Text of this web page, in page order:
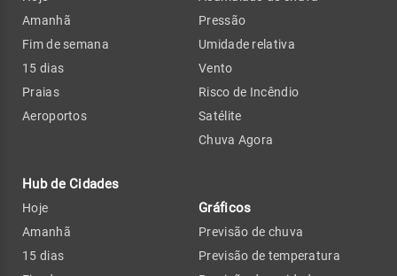
Amanhã
Fim de semana
15 dias
Praias
Aeroportos
Hub de Cidades
Hoje
Amanhã
15 dias
Pressão
Umidade relativa
Vento
Risco de Incêndio
Satélite
Chuva Agora
Gráficos
Previsão de chuva
Previsão de temperatura